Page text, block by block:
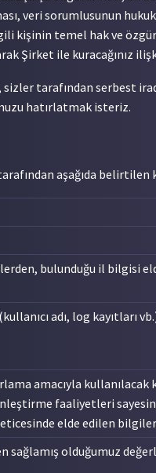
veri sorumlusunun
kişinin temel hak ve
Şirket ile kuracağınız
tarafından serbest
hatırlatmak isteriz.
aşağıda
bulunduğu il bilgisi
adı, log
amacıyla
faaliyetleri
elde edilen
sağlamış olduğumuz